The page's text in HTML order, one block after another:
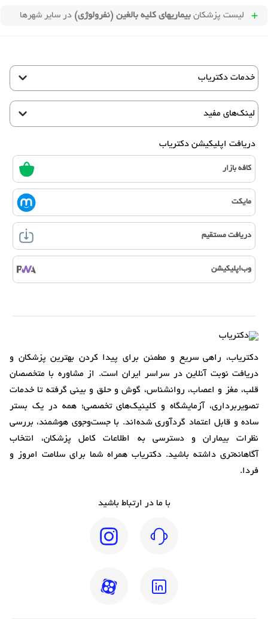
لیست پزشکان بیماریهای کلیه بالغین (نفرولوژی) در سایر شهرها
خدمات دکتریاب
لینک‌های مفید
دریافت اپلیکیشن دکتریاب
کافه بازار
مایکت
دریافت مستقیم
وب‌اپلیکیشن
دکتریاب، راهی سریع و مطمئن برای پیدا کردن بهترین پزشکان و
دریافت نوبت آنلاین در سراسر ایران است. از مشاوره با متخصصان
قلب، مغز و اعصاب، روانشناس، گوش و حلق و بینی گرفته تا خدمات
تصویربرداری، آزمایشگاه و کلینیک‌های تخصصی؛ همه در یک بستر
ساده و قابل اعتماد گردآوری شده‌اند. با جست‌وجوی هوشمند، بررسی
نظرات بیماران و دسترسی به اطلاعات کامل پزشکان، انتخاب
آگاهانه‌تری داشته باشید. دکتریاب همراه شما برای سلامت امروز و
فردا.
با ما در ارتباط باشید